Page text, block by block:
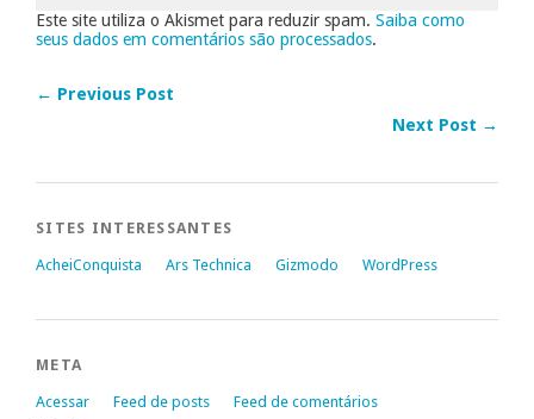
Este site utiliza o Akismet para reduzir spam. Saiba como
seus dados em comentários são processados.
← Previous Post
Next Post →
SITES INTERESSANTES
AcheiConquista Ars Technica Gizmodo WordPress
META
Acessar Feed de posts
Feed de comentários